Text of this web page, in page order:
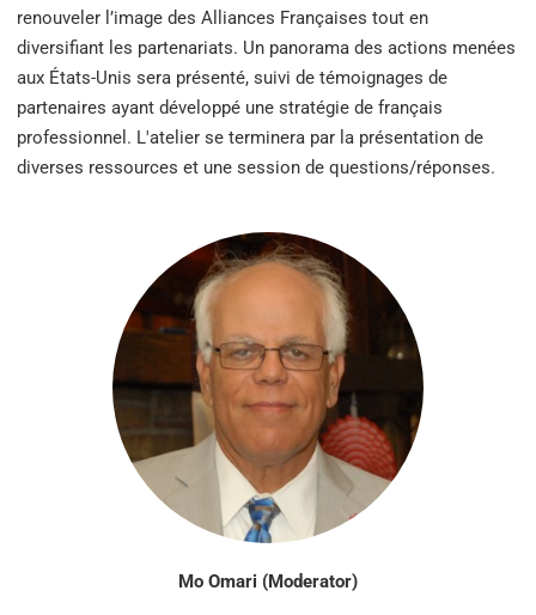
renouveler l’image des Alliances Françaises tout en
diversifiant les partenariats. Un panorama des actions menées
aux États-Unis sera présenté, suivi de témoignages de
partenaires ayant développé une stratégie de français
professionnel. L'atelier se terminera par la présentation de
diverses ressources et une session de questions/réponses.
Mo Omari (Moderator)